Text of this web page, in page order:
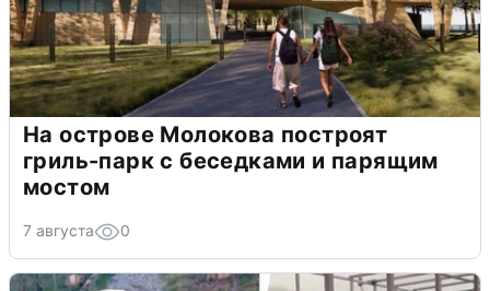
На острове Молокова построят
гриль-парк с беседками и парящим
мостом
7 августа 0